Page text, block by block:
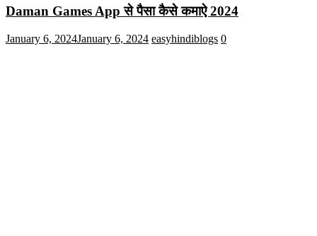
Daman Games App से पैसा कैसे कमाऐ 2024
January 6, 2024January 6, 2024 easyhindiblogs 0